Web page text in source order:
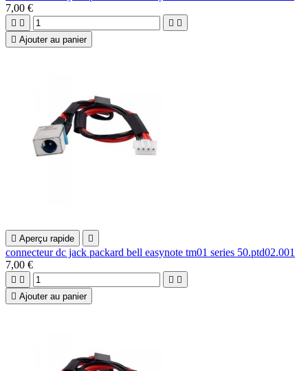
7,00 €
   
 Ajouter au panier
 Aperçu rapide 
connecteur dc jack packard bell easynote tm01 series 50.ptd02.001
7,00 €
   
 Ajouter au panier